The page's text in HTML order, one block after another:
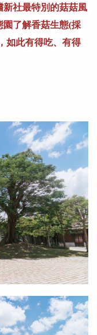
新社最特別的菇菇風
園了解香菇生態(採
如此有得吃、有得